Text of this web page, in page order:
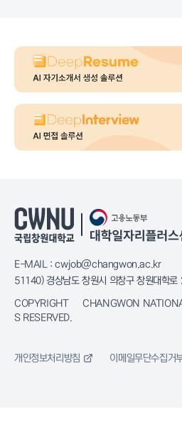
E-MAIL : cwjob@changwon.ac.kr
51140) 경상남도 창원시 의창구 창원대학로
COPYRIGHT © CHANGWON
S RESERVED.
개인정보처리방침 이메일무단수집거